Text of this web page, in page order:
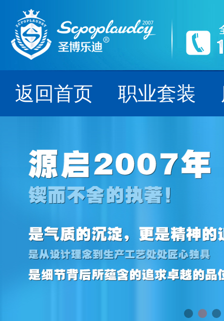
源启2007年,
--- 细节铸就品牌，
返回首页 职业套装